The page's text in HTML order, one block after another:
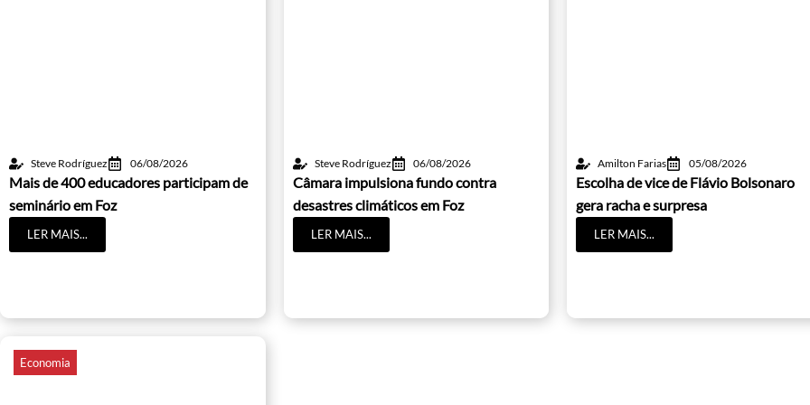
Steve Rodríguez 06/08/2026
Mais de 400 educadores participam de
seminário em Foz
LER MAIS...
Steve Rodríguez 06/08/2026
Câmara impulsiona fundo contra
desastres climáticos em Foz
LER MAIS...
Amilton Farias 05/08/2026
Escolha de vice de Flávio Bolsonaro
gera racha e surpresa
LER MAIS...
Economia